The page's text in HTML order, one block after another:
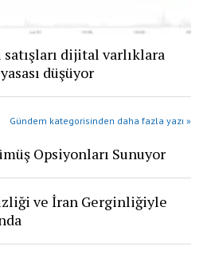
dijital varlıklara
düşüyor
Gündem kategorisinden daha fazla yazı »
Opsiyonları Sunuyor
ve İran Gerginliğiyle